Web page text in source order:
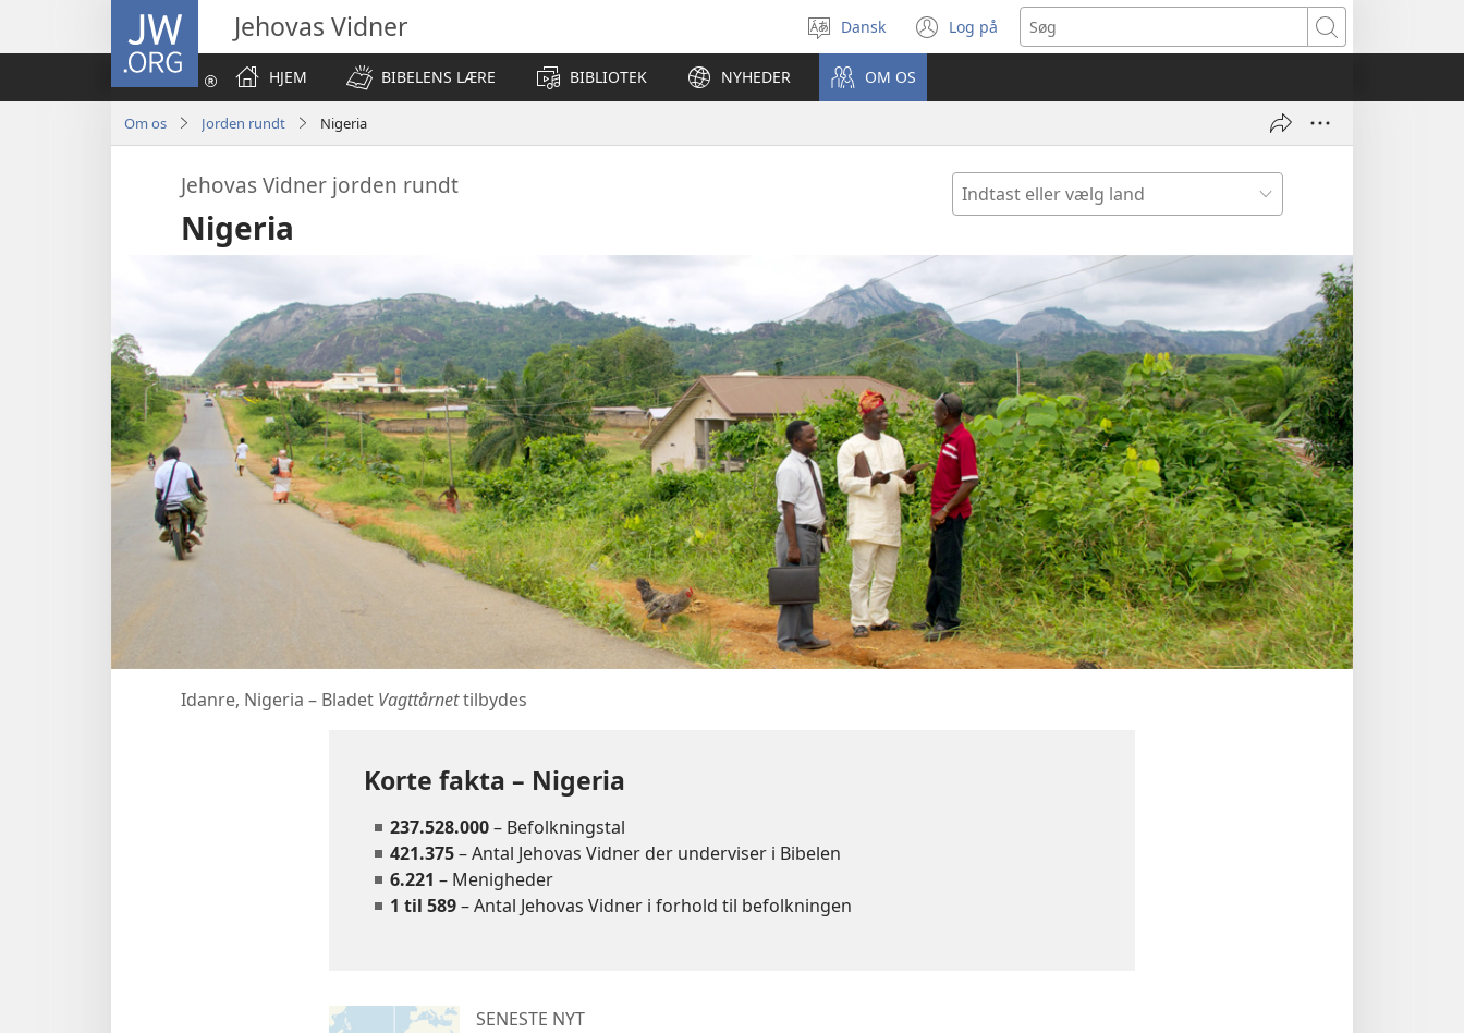
JW.ORG Jehovas Vidner
Vælg
sprog
Dansk Log på
(åbner
nyt
Søg
HJEM
BIBELENS LÆRE BIBLIOTEK NYHEDER OM OS
Om os Jorden rundt Nigeria
Indtast
eller
Jehovas Vidner jorden rundt
Nigeria
Idanre, Nigeria – Bladet Vagttårnettilbydes
Korte fakta – Nigeria
237.528.000– Befolkningstal
421.375– Antal Jehovas Vidner der underviser i Bibelen
6.221 – Menigheder
1 til 589– Antal Jehovas Vidner i forhold til befolkningen
SENESTE NYT